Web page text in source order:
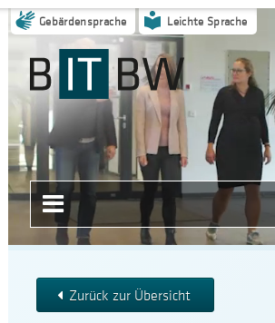
Gebärdensprache Leichte Sprache
Menü
öffnen
Zurück zur Übersicht